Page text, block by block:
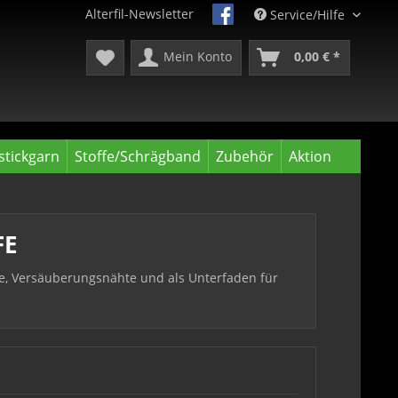
Service/Hilfe
Alterfil-Newsletter
Mein Konto 0,00 € *
Stoffe/Schrägband Zubehör Aktion
Versäuberungsnähte und als Unterfaden für